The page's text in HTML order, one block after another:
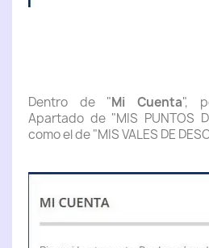
Dentro de "Mi Cuenta",
Apartado de "MIS PUNTOS
como el de "MIS VALES DE